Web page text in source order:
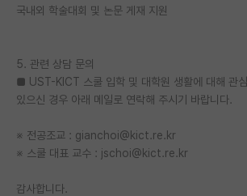
국내외 학술대회 및 논문 게재 지원
5. 관련 상담 문의
■ UST-KICT 스쿨 입학 및 대학원 생활에 대해 관
있으신 경우 아래 메일로 연락해 주시기 바랍니다.
※ 전공조교 : gianchoi@kict.re.kr
※ 스쿨 대표 교수 : jschoi@kict.re.kr
감사합니다.